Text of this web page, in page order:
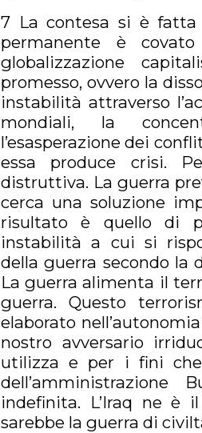
7 La contesa si è
permanente è
globalizzazione
promesso, ovvero la
instabilità attraverso
mondiali, la
l’esasperazione dei
essa produce crisi.
distruttiva. La guerra
cerca una soluzione
risultato è quello di
instabilità a cui si
della guerra secondo la
La guerra alimenta il
guerra. Questo
elaborato
nostro avversario
utilizza e per i fini
indefinita. L’Iraq ne è
sarebbe la guerra di